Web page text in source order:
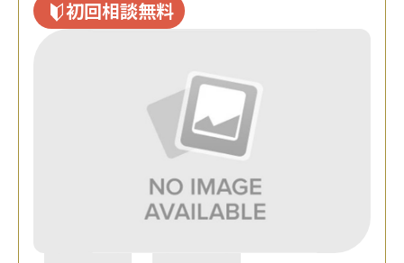
初回相談無料